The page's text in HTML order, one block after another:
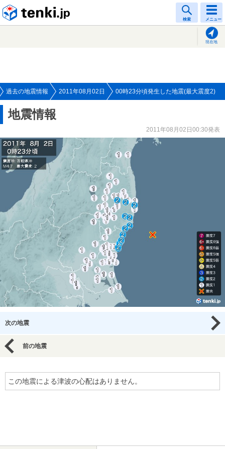
検索 メニュー
現在地
過去の地震情報 2011年08月02日 00時23分頃発生した地震(最大震度2)
地震情報
2011年08月02日00:30発表
次の地震
前の地震
この地震による津波の心配はありません。